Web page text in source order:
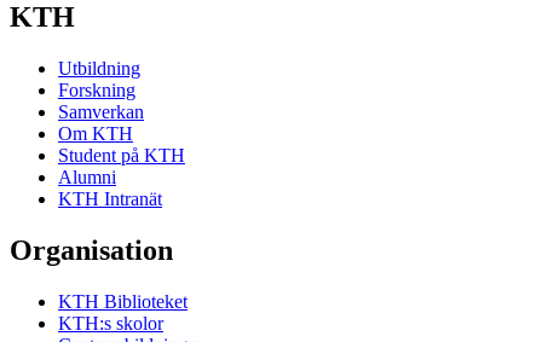
KTH
Utbildning
Forskning
Samverkan
Om KTH
Student på KTH
Alumni
KTH Intranät
Organisation
KTH Biblioteket
KTH:s skolor